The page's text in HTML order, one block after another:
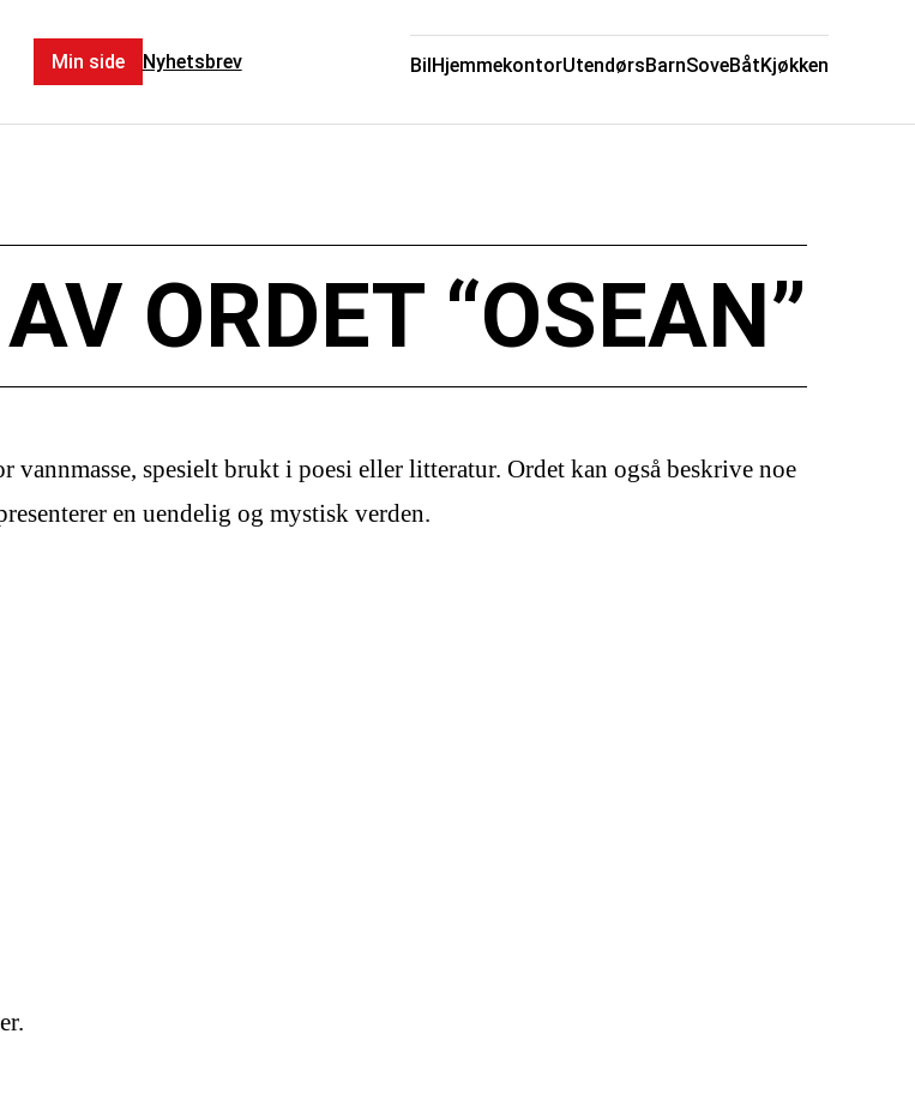
BilHjemmekontorUtendørsBarnSoveBåtKjøkken
Min side Nyhetsbrev
ORDET “OSEAN”
vannmasse, spesielt brukt i poesi eller litteratur. Ordet kan også beskrive noe
en uendelig og mystisk verden.